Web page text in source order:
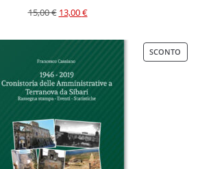
15,00€ 13,00€
SCONTO